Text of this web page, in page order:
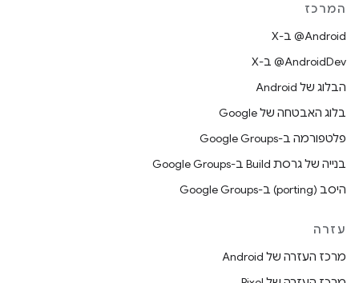
המרכז
‫‎@Android ב-X
‫‎@AndroidDev ב-X
הבלוג של Android
בלוג האבטחה של Google
פלטפורמה ב-Google Groups
בנייה של גרסת Build ב-Google Groups
היסב (porting) ב-Google Groups
עזרה
מרכז העזרה של Android